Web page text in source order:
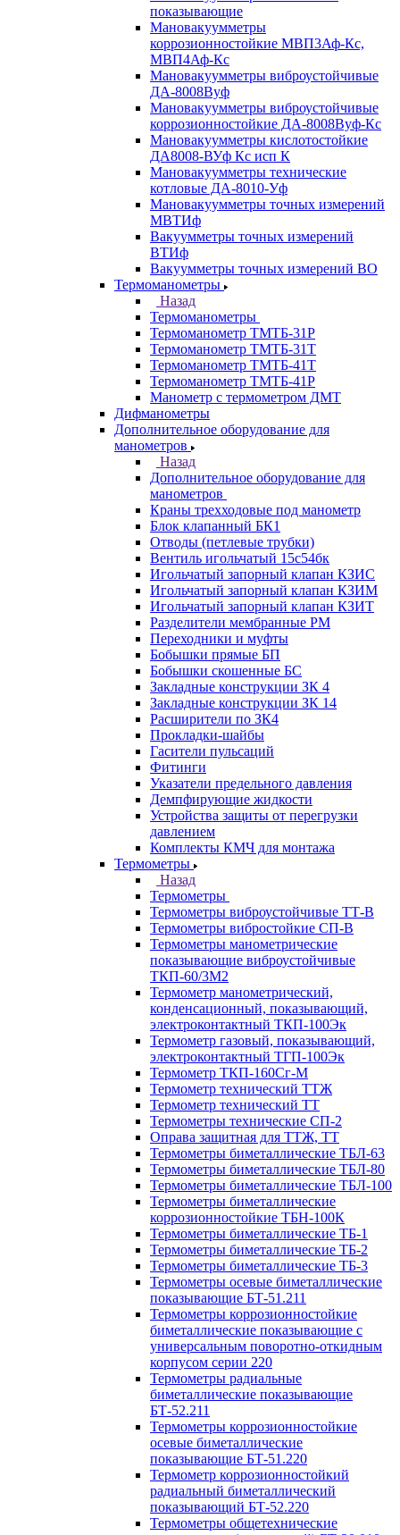
показывающие
Мановакуумметры
коррозионностойкие МВП3Аф-Кс,
МВП4Аф-Кс
Мановакуумметры виброустойчивые
ДА-8008Вуф
Мановакуумметры виброустойчивые
коррозионностойкие ДА-8008Вуф-Кс
Мановакуумметры кислотостойкие
ДА8008-ВУф Кс исп К
Мановакуумметры технические
котловые ДА-8010-Уф
Мановакуумметры точных измерений
МВТИф
Вакуумметры точных измерений
ВТИф
Вакуумметры точных измерений ВО
Термоманометры
Назад
Термоманометры
Термоманометр ТМТБ-31Р
Термоманометр ТМТБ-31Т
Термоманометр ТМТБ-41Т
Термоманометр ТМТБ-41Р
Манометр с термометром ДМТ
Дифманометры
Дополнительное оборудование для
манометров
Назад
Дополнительное оборудование для
манометров
Краны трехходовые под манометр
Блок клапанный БК1
Отводы (петлевые трубки)
Вентиль игольчатый 15с54бк
Игольчатый запорный клапан КЗИС
Игольчатый запорный клапан КЗИМ
Игольчатый запорный клапан КЗИТ
Разделители мембранные РМ
Переходники и муфты
Бобышки прямые БП
Бобышки скошенные БС
Закладные конструкции ЗК 4
Закладные конструкции ЗК 14
Расширители по ЗК4
Прокладки-шайбы
Гасители пульсаций
Фитинги
Указатели предельного давления
Демпфирующие жидкости
Устройства защиты от перегрузки
давлением
Комплекты КМЧ для монтажа
Термометры
Назад
Термометры
Термометры виброустойчивые ТТ-В
Термометры вибростойкие СП-В
Термометры манометрические
показывающие виброустойчивые
ТКП-60/3М2
Термометр манометрический,
конденсационный, показывающий,
электроконтактный ТКП-100Эк
Термометр газовый, показывающий,
электроконтактный ТГП-100Эк
Термометр ТКП-160Сг-М
Термометр технический ТТЖ
Термометр технический ТТ
Термометры технические СП-2
Оправа защитная для ТТЖ, ТТ
Термометры биметаллические ТБЛ-63
Термометры биметаллические ТБЛ-80
Термометры биметаллические ТБЛ-100
Термометры биметаллические
коррозионностойкие ТБН-100К
Термометры биметаллические ТБ-1
Термометры биметаллические ТБ-2
Термометры биметаллические ТБ-3
Термометры осевые биметаллические
показывающие БТ-51.211
Термометры коррозионностойкие
биметаллические показывающие с
универсальным поворотно-откидным
корпусом серии 220
Термометры радиальные
биметаллические показывающие
БТ-52.211
Термометры коррозионностойкие
осевые биметаллические
показывающие БТ-51.220
Термометр коррозионностойкий
радиальный биметаллический
показывающий БТ-52.220
Термометры общетехнические